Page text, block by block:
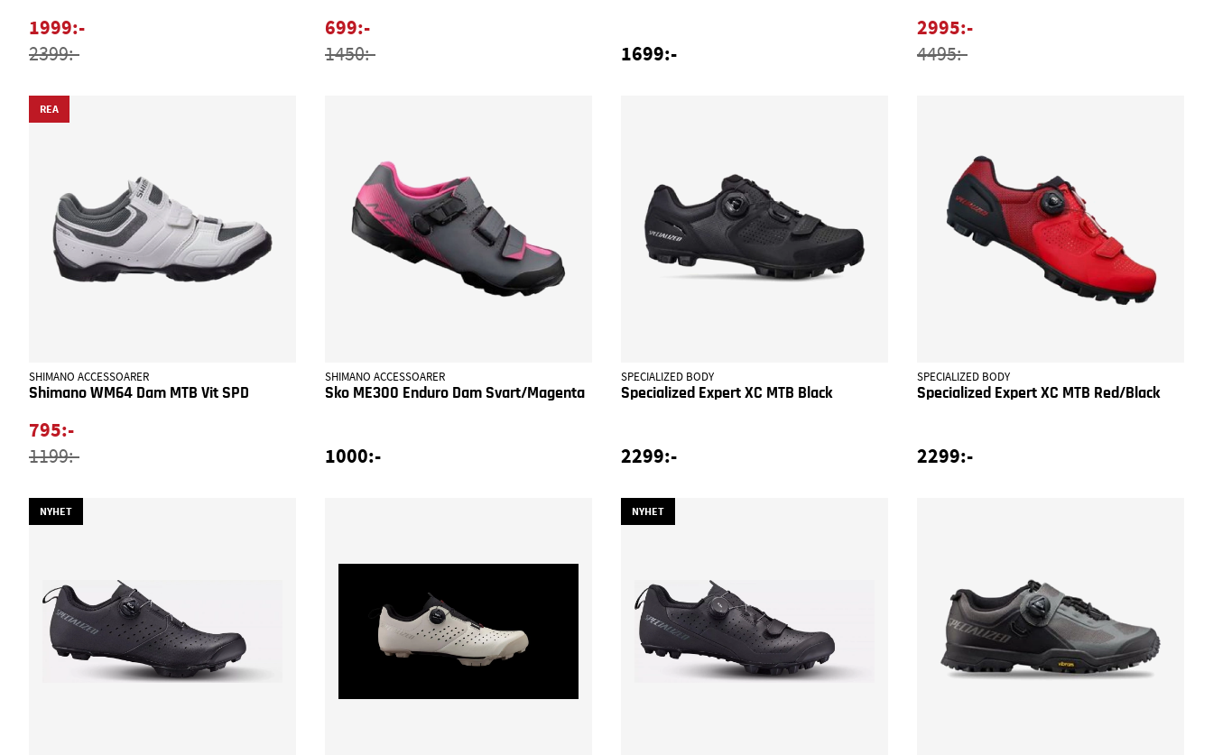
1999:-
2399:-
699:-
1450:- 1699:-
2995:-
4495:-
REA
SHIMANO ACCESSOARER
Shimano WM64 Dam MTB Vit SPD
795:-
1199:-
SHIMANO ACCESSOARER
Sko ME300 Enduro Dam Svart/Magenta
1000:-
SPECIALIZED BODY
Specialized Expert XC MTB Black
2299:-
SPECIALIZED BODY
Specialized Expert XC MTB Red/Black
2299:-
NYHET NYHET